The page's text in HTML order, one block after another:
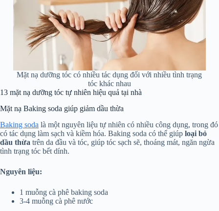
Mặt nạ dưỡng tóc có nhiều tác dụng đối với nhiều tình trạng
tóc khác nhau
13 mặt nạ dưỡng tóc tự nhiên hiệu quả tại nhà
Mặt nạ Baking soda giúp giảm dầu thừa
Baking soda là một nguyên liệu tự nhiên có nhiều công dụng, trong đó
có tác dụng làm sạch và kiềm hóa. Baking soda có thể giúp loại bỏ
dầu thừa trên da đầu và tóc, giúp tóc sạch sẽ, thoáng mát, ngăn ngừa
tình trạng tóc bết dính.
Nguyên liệu:
1 muỗng cà phê baking soda
3-4 muỗng cà phê nước